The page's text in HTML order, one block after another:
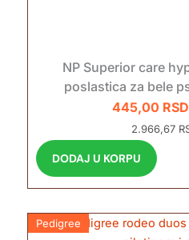
NP Superior care
poslastica za bele
445,00 RSD
2.966,67
DODAJ U KORPU
Pedigree